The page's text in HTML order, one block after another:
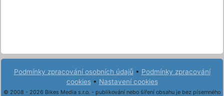
Podmínky zpracování osobních údajů • Podmínky zpracování
cookies• Nastavení cookies
© 2008 - 2026 Bikes Media s.r.o. - publikování nebo šíření obsahu je bez písemného